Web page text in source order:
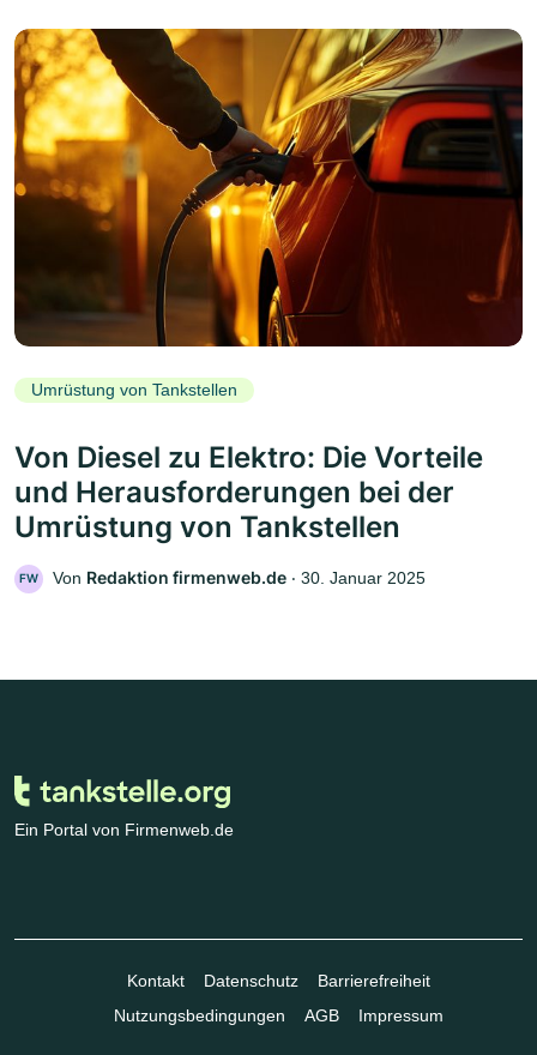
Umrüstung von Tankstellen
Von Diesel zu Elektro: Die Vorteile
und Herausforderungen bei der
Umrüstung von Tankstellen
FW Von Redaktion firmenweb.de ‧ 30. Januar 2025
Ein Portal von Firmenweb.de
Kontakt Datenschutz
Barrierefreiheit
Nutzungsbedingungen
AGB Impressum